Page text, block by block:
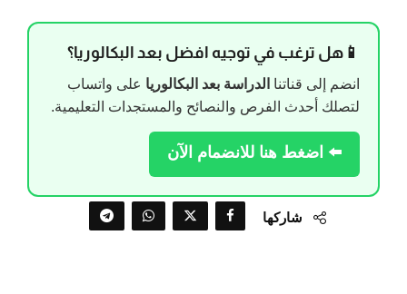
📱هل ترغب في توجيه افضل بعد البكالوريا؟
انضم إلى قناتنا الدراسة بعد البكالوريا على واتساب
لتصلك أحدث الفرص والنصائح والمستجدات التعليمية.
⬅️ اضغط هنا للانضمام الآن
شاركها